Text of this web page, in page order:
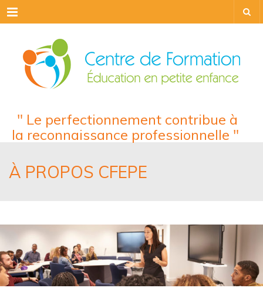
Menu
" Le perfectionnement contribue à
la reconnaissance professionnelle "
À PROPOS CFEPE